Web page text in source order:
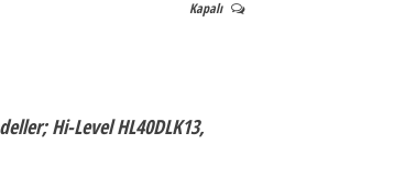
Kapalı
Hi-Level HL40DLK13,